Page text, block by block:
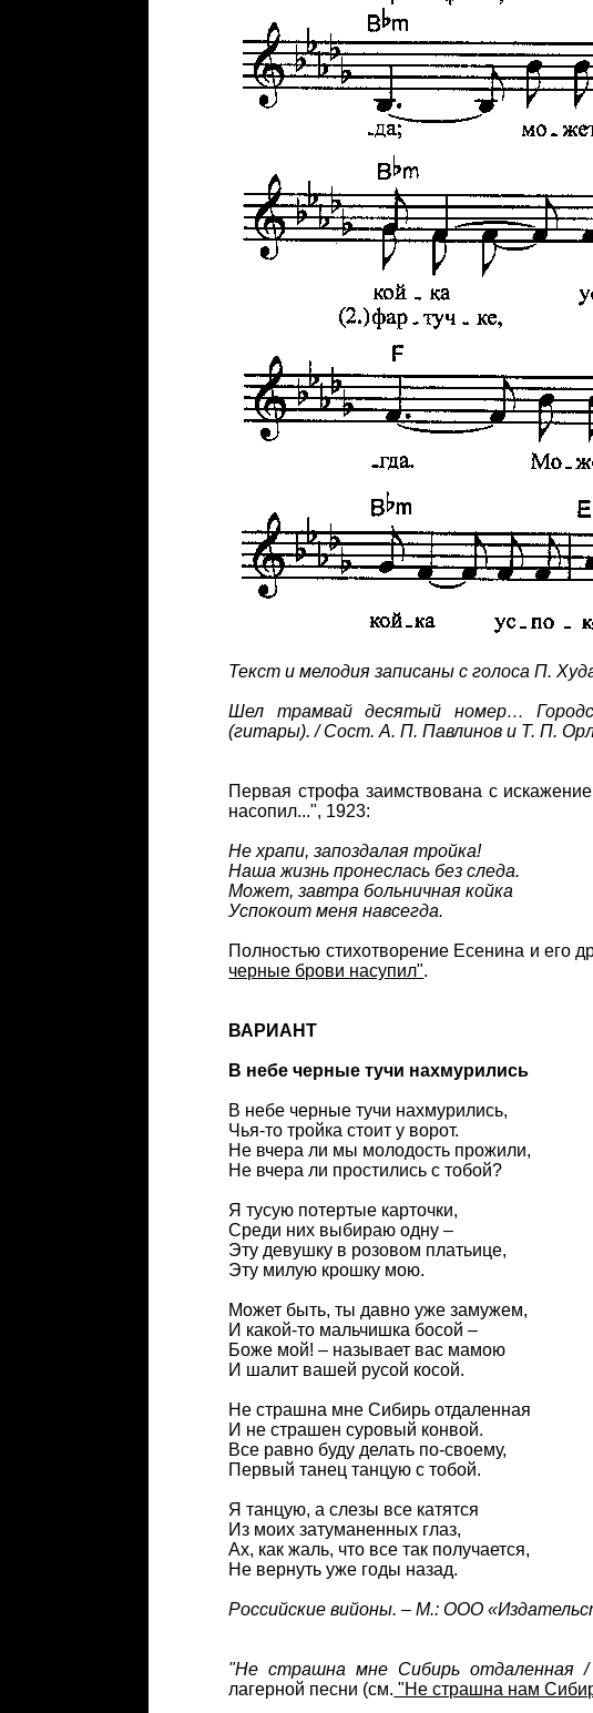
Текст и мелодия записаны с голоса П.
Шел трамвай десятый номер…
(гитары). / Сост. А. П. Павлинов и Т. П.
Первая строфа заимствована с
насопил...", 1923:
Не храпи, запоздалая тройка!
Наша жизнь пронеслась без следа.
Может, завтра больничная койка
Успокоит меня навсегда.
Полностью стихотворение Есенина и его
черные брови насупил".
ВАРИАНТ
В небе черные тучи нахмурились
В небе черные тучи нахмурились,
Чья-то тройка стоит у ворот.
Не вчера ли мы молодость прожили,
Не вчера ли простились с тобой?
Я тусую потертые карточки,
Среди них выбираю одну –
Эту девушку в розовом платьице,
Эту милую крошку мою.
Может быть, ты давно уже замужем,
И какой-то мальчишка босой –
Боже мой! – называет вас мамою
И шалит вашей русой косой.
Не страшна мне Сибирь отдаленная
И не страшен суровый конвой.
Все равно буду делать по-своему,
Первый танец танцую с тобой.
Я танцую, а слезы все катятся
Из моих затуманенных глаз,
Ах, как жаль, что все так получается,
Не вернуть уже годы назад.
Российские вийоны. – М.: ООО
"Не страшна мне Сибирь отдаленная
лагерной песни (см. "Не страшна нам